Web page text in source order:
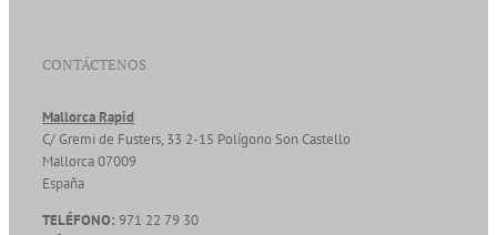
CONTÁCTENOS
Mallorca Rapid
C/ Gremi de Fusters, 33 2-15 Polígono Son Castello
Mallorca07009
España
TELÉFONO: 971 22 79 30